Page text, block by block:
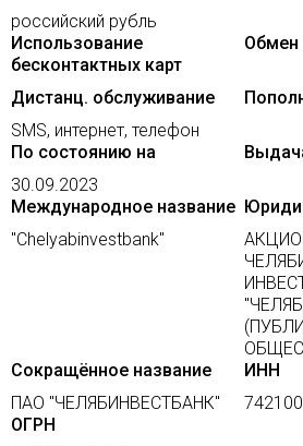
российский рубль
Использование
бесконтактных карт
Дистанц. обслуживание
SMS, интернет, телефон
По состоянию на
30.09.2023
Международное название
"Chelyabinvestbank"
Сокращённое название
ПАО "ЧЕЛЯБИНВЕСТБАНК"
ИНН
ОГРН